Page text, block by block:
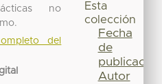
no
del
Esta
colección
Fecha
de
publicación
Autor